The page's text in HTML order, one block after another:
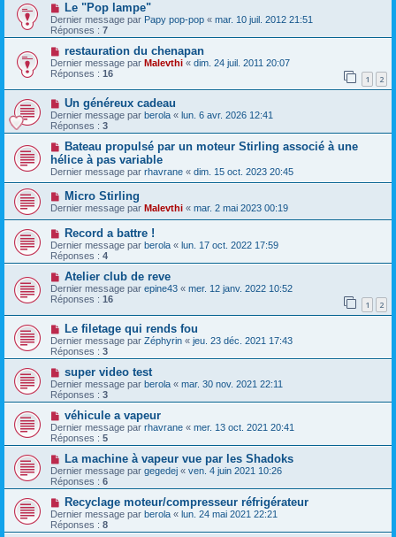
Le "Pop lampe"
Dernier message par Papy pop-pop « mar. 10 juil. 2012 21:51
Réponses : 7
restauration du chenapan
Dernier message par Malevthi « dim. 24 juil. 2011 20:07
Réponses : 16 1 2
Un généreux cadeau
Dernier message par berola « lun. 6 avr. 2026 12:41
Réponses : 3
Bateau propulsé par un moteur Stirling associé à une
hélice à pas variable
Dernier message par rhavrane « dim. 15 oct. 2023 20:45
Micro Stirling
Dernier message par Malevthi « mar. 2 mai 2023 00:19
Record a battre !
Dernier message par berola « lun. 17 oct. 2022 17:59
Réponses : 4
Atelier club de reve
Dernier message par epine43 « mer. 12 janv. 2022 10:52
Réponses : 16 1 2
Le filetage qui rends fou
Dernier message par Zéphyrin « jeu. 23 déc. 2021 17:43
Réponses : 3
super video test
Dernier message par berola « mar. 30 nov. 2021 22:11
Réponses : 3
véhicule a vapeur
Dernier message par rhavrane « mer. 13 oct. 2021 20:41
Réponses : 5
La machine à vapeur vue par les Shadoks
Dernier message par gegedej « ven. 4 juin 2021 10:26
Réponses : 6
Recyclage moteur/compresseur réfrigérateur
Dernier message par berola « lun. 24 mai 2021 22:21
Réponses : 8